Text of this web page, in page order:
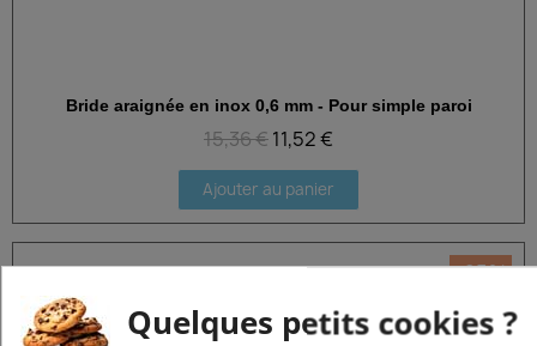
Aperçu rapide
Bride araignée en inox 0,6 mm - Pour simple paroi
15,36 €11,52 €
Ajouter au panier
-25%
Quelques petits cookies ?